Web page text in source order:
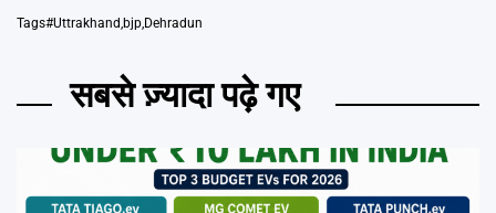
Tags#Uttrakhand,bjp,Dehradun
सबसे ज़्यादा पढ़े गए